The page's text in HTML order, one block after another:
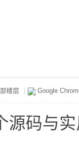
楼层 Google
源码与